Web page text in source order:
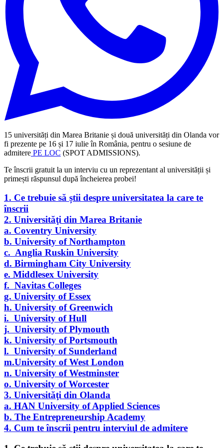
15 universități din Marea Britanie și două universități din Olanda vor
fi prezente pe 16 și 17 iulie în România, pentru o sesiune de
admitere PE LOC (SPOT ADMISSIONS).
Te înscrii gratuit la un interviu cu un reprezentant al universității și
primești răspunsul după încheierea probei!
1. Ce trebuie să știi despre universitatea la care te
înscrii
2. Universităţi din Marea Britanie
a. Coventry University
b. University of Northampton
c. Anglia Ruskin University
d. Birmingham City University
e. Middlesex University
f. Navitas Colleges
g. University of Essex
h. University of Greenwich
i. University of Hull
j. University of Plymouth
k. University of Portsmouth
l. University of Sunderland
m.University of West London
n. University of Westminster
o. University of Worcester
3. Universităţi din Olanda
a. HAN University of Applied Sciences
b. The Entrepreneurship Academy
4. Cum te înscrii pentru interviul de admitere